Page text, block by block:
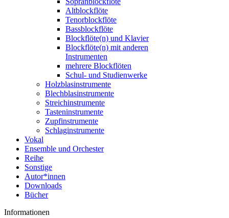
Altblockflöte
Tenorblockflöte
Bassblockflöte
Blockflöte(n) und Klavier
Blockflöte(n) mit anderen
Instrumenten
mehrere Blockflöten
Schul- und Studienwerke
Holzblasinstrumente
Blechblasinstrumente
Streichinstrumente
Tasteninstrumente
Zupfinstrumente
Schlaginstrumente
Vokal
Ensemble und Orchester
Reihe
Sonstige
Autor*innen
Downloads
Bücher
Informationen